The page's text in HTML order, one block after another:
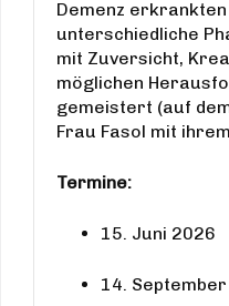
Demenz
unterschiedliche
mit Zuversicht,
möglichen
gemeistert (auf
Frau Fasol mit
Termine:
15. Juni 2026
14.